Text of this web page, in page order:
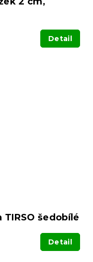
Detail
šedobílé
Detail